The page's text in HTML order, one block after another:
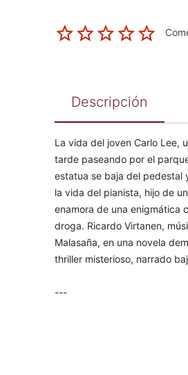
Descripción
La vida del joven Carlo Lee,
tarde paseando por el
estatua se baja del pedestal
la vida del pianista, hijo de
enamora de una enigmática
droga. Ricardo Virtanen,
Malasaña, en una novela
thriller misterioso, narrado
---